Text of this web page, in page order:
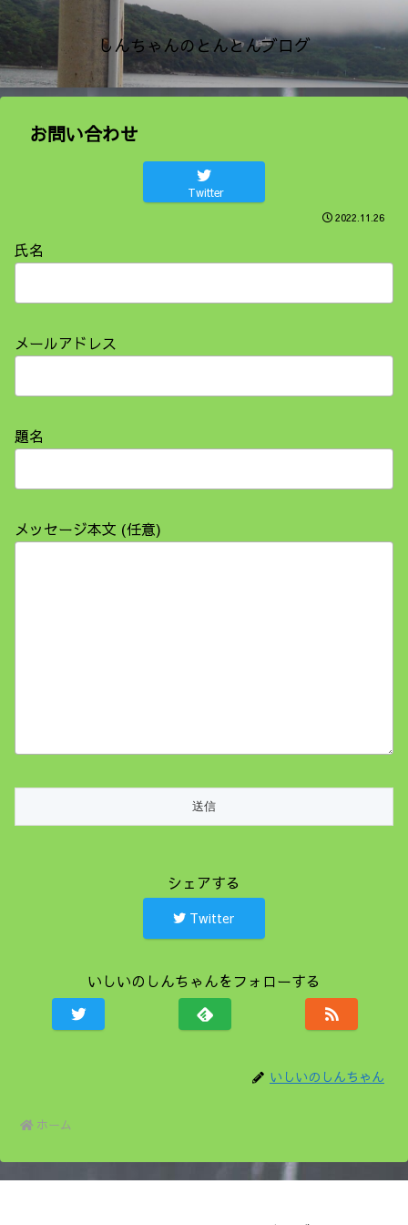
しんちゃんのとんとんブログ
お問い合わせ
Twitter
2022.11.26
氏名
メールアドレス
題名
メッセージ本文 (任意)
シェアする
Twitter
いしいのしんちゃんをフォローする
いしいのしんちゃん
ホーム